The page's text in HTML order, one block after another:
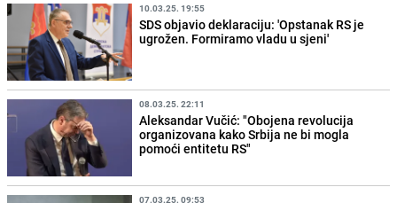
10.03.25. 19:55
SDS objavio deklaraciju: 'Opstanak RS je
ugrožen. Formiramo vladu u sjeni'
08.03.25. 22:11
Aleksandar Vučić: "Obojena revolucija
organizovana kako Srbija ne bi mogla
pomoći entitetu RS"
07.03.25. 09:53